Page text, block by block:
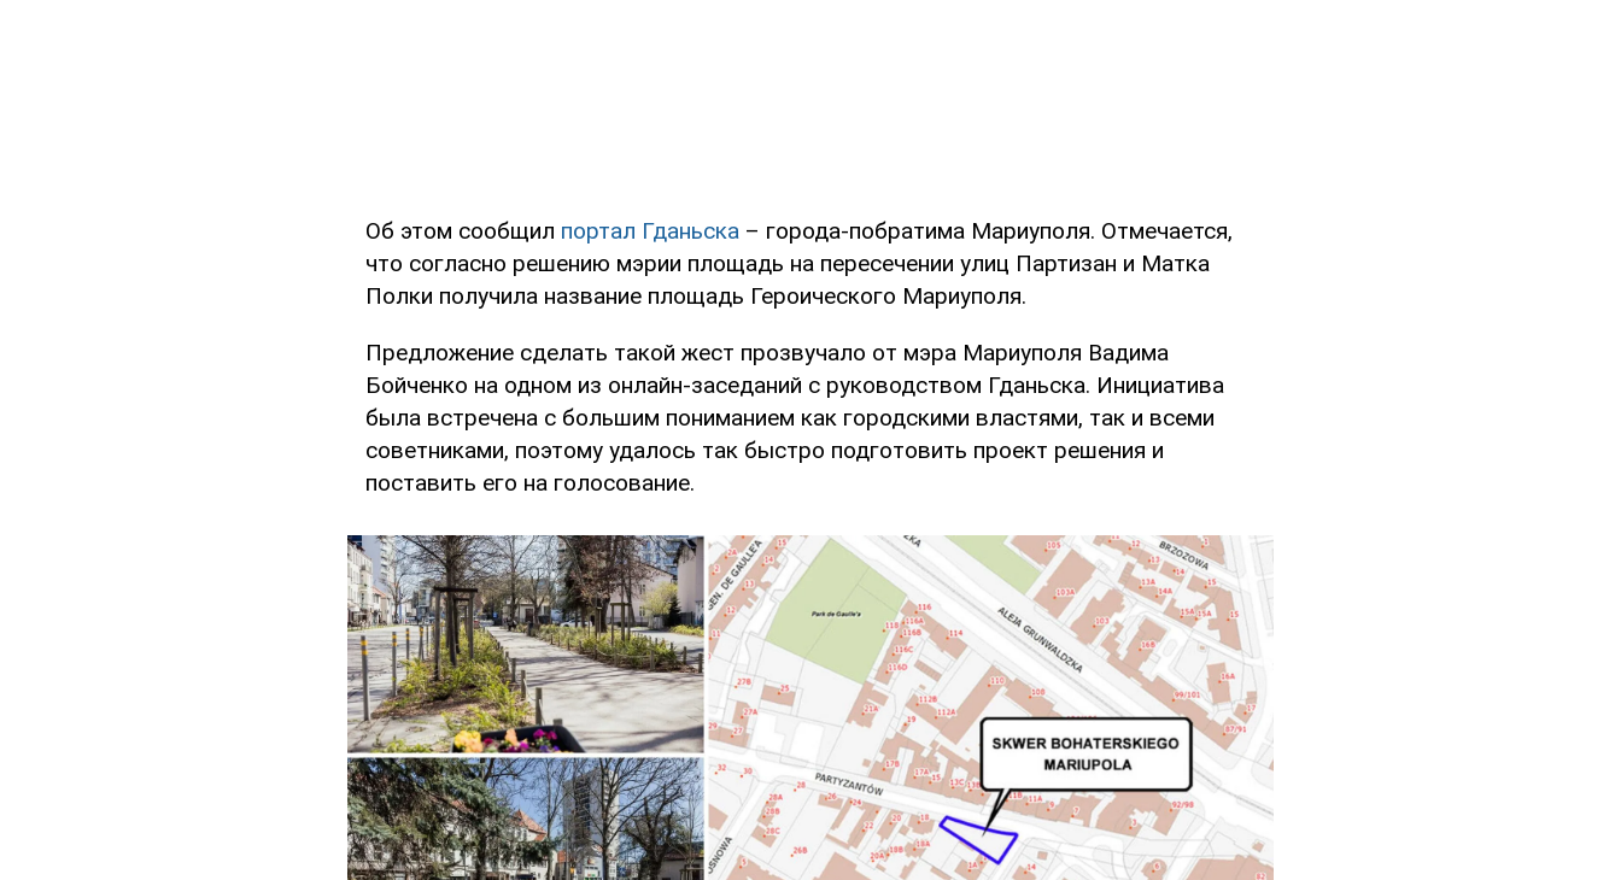
Об этом сообщил портал Гданьска – города-побратима Мариуполя. Отмечается,
что согласно решению мэрии площадь на пересечении улиц Партизан и Матка
Полки получила название площадь Героического Мариуполя.
Предложение сделать такой жест прозвучало от мэра Мариуполя Вадима
Бойченко на одном из онлайн-заседаний с руководством Гданьска. Инициатива
была встречена с большим пониманием как городскими властями, так и всеми
советниками, поэтому удалось так быстро подготовить проект решения и
поставить его на голосование.